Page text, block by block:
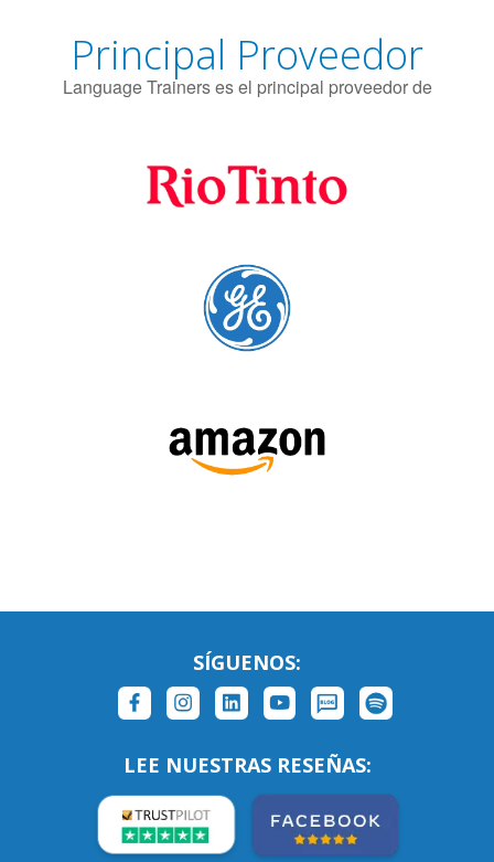
Principal Proveedor
Language Trainers es el principal proveedor de